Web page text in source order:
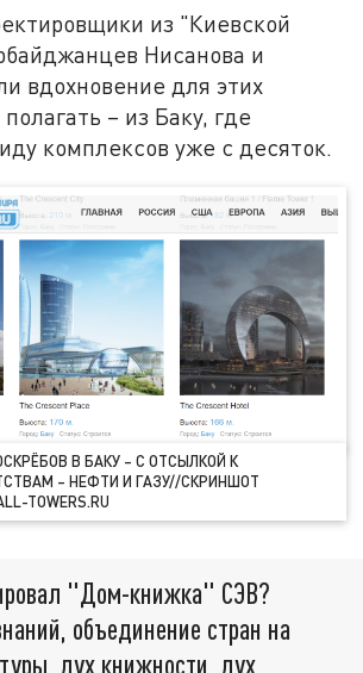
из "Киевской
Нисанова и
вдохновение для этих
– из Баку, где
комплексов уже с десяток.
В БАКУ – С ОТСЫЛКОЙ К
– НЕФТИ И ГАЗУ//СКРИНШОТ
TOWERS.RU
"Дом-книжка" СЭВ?
объединение стран на
дух книжности, дух